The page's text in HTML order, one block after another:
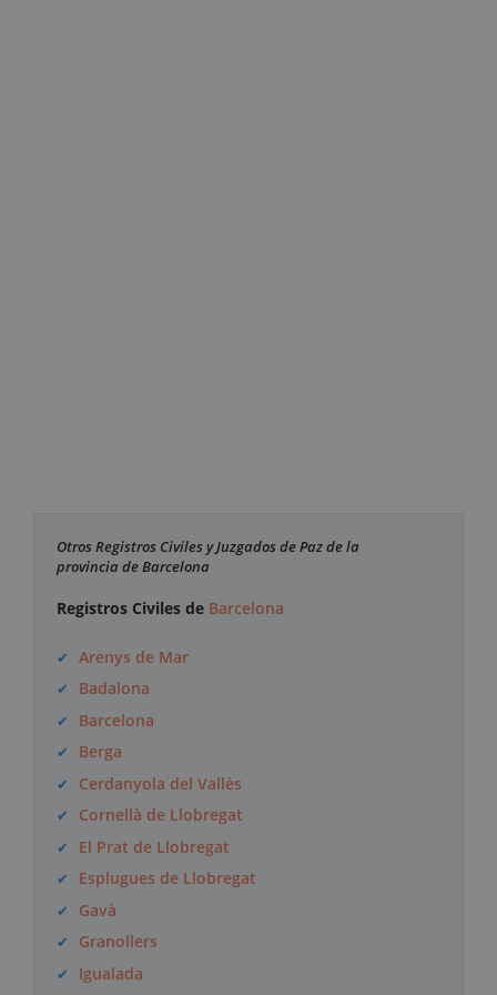
Otros Registros Civiles y Juzgados de Paz de la
provincia de Barcelona
Registros Civiles de Barcelona
Arenys de Mar
Badalona
Barcelona
Berga
Cerdanyola del Vallès
Cornellà de Llobregat
El Prat de Llobregat
Esplugues de Llobregat
Gavà
Granollers
Igualada